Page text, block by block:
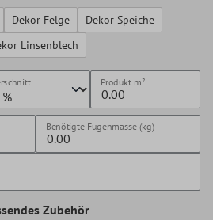
Dekor Felge
Dekor Speiche
Linsenblech
Produkt m²
Benötigte Fugenmasse (kg)
Zubehör